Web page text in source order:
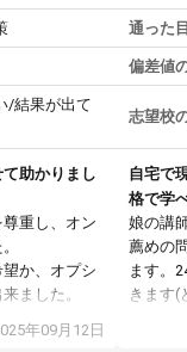
/結果が出て
助かりまし
重し、オン
か、オプシ
ました。
ミーティン
講師を希望す
年09月12日
通った
偏差値
志望校
自宅で
格で学
娘の講
薦めの
ます。
きます(
に決め
思いま